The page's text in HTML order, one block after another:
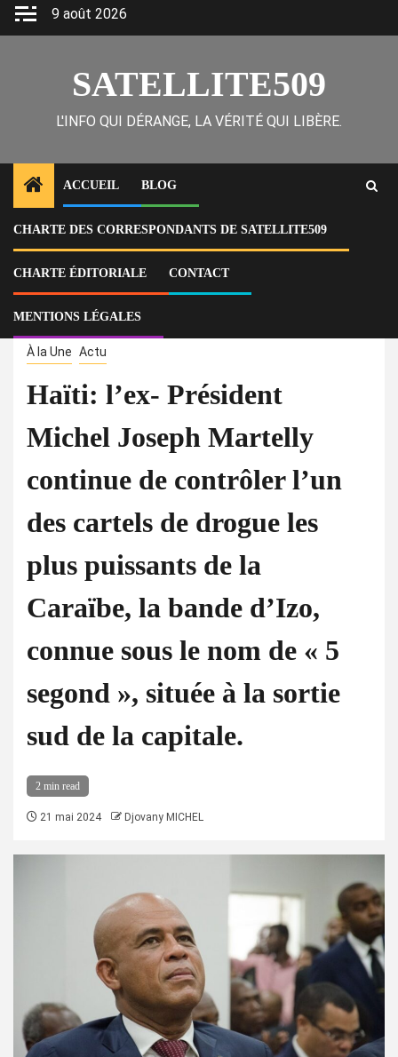
Skip
9 août 2026
SATELLITE509
L'INFO QUI DÉRANGE, LA VÉRITÉ QUI LIBÈRE.
ACCUEIL BLOG
CHARTE DES CORRESPONDANTS DE SATELLITE509
CHARTE ÉDITORIALE CONTACT
MENTIONS LÉGALES
Home
Actu
Haïti: l’ex- Président Michel Joseph Martelly continue de contrôler l’un
des cartels de drogue les plus puissants de la Caraïbe, la bande d’Izo,
À la Une Actu
Haïti: l’ex- Président
Michel Joseph Martelly
continue de contrôler l’un
des cartels de drogue les
plus puissants de la
Caraïbe, la bande d’Izo,
connue sous le nom de « 5
segond », située à la sortie
sud de la capitale.
2 min read
21 mai 2024 Djovany MICHEL